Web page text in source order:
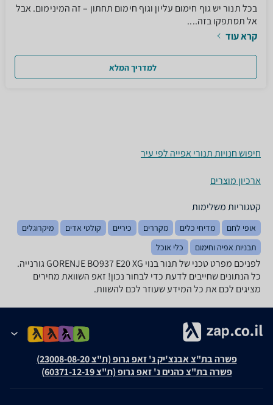
בכל תנור יש גוף חימום עליון וגוף חימום תחתון – זה המינימום. אבל
אל תסתפקו בזה....
קרא עוד
למדריך המלא
חיפוש חנויות תנורי אפייה לפי עיר
ארכיון מוצרים
קטגוריות משלימות
אופי לחם מדיחי כלים מקררים כיריים קולטי אדים
מיקרוגלים
תבניות אפיה וחימום
כלי אוכל
לפניכם מפרט טכני של ‏תנור בנוי GORENJE BO937 E20 XG גורנייה.
כל הנתונים שחייבים לדעת כדי לבחור נכון! זאפ השוואת מחירים
מציגים לכם את כל המידע שעוזר לכם להשוות.
פשרה בת"צ אבנצ'יק נ' זאפ גרופ (ת"צ 23008-08-20)
פשרה בת"צ כהנים נ' זאפ גרופ (ת"צ 60371-12-19)